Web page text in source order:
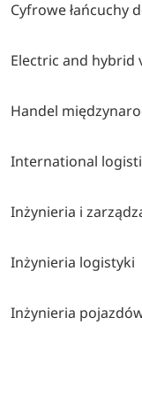
Cyfrowe łańcuchy
Electric and hybrid
Handel
International
Inżynieria i
Inżynieria logistyki
Inżynieria